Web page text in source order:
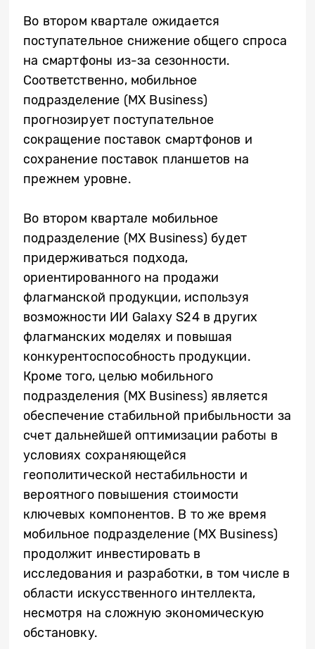
Во втором квартале ожидается
поступательное снижение общего спроса
на смартфоны из-за сезонности.
Соответственно, мобильное
подразделение (MX Business)
прогнозирует поступательное
сокращение поставок смартфонов и
сохранение поставок планшетов на
прежнем уровне.
Во втором квартале мобильное
подразделение (MX Business) будет
придерживаться подхода,
ориентированного на продажи
флагманской продукции, используя
возможности ИИ Galaxy S24 в других
флагманских моделях и повышая
конкурентоспособность продукции.
Кроме того, целью мобильного
подразделения (MX Business) является
обеспечение стабильной прибыльности за
счет дальнейшей оптимизации работы в
условиях сохраняющейся
геополитической нестабильности и
вероятного повышения стоимости
ключевых компонентов. В то же время
мобильное подразделение (MX Business)
продолжит инвестировать в
исследования и разработки, в том числе в
области искусственного интеллекта,
несмотря на сложную экономическую
обстановку.